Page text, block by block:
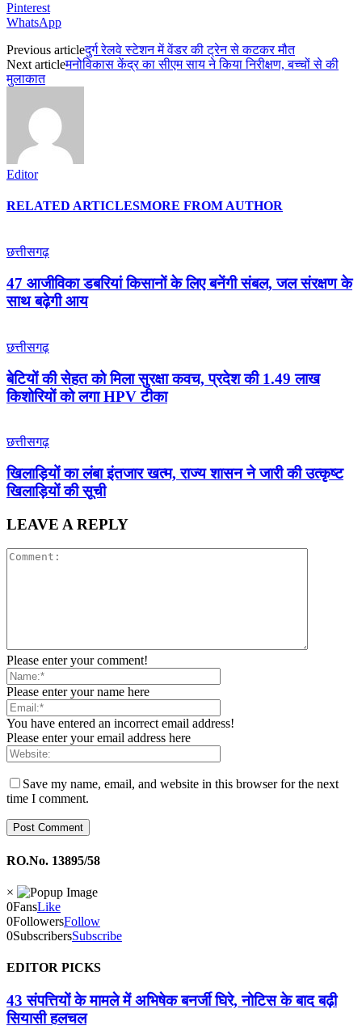
Pinterest
WhatsApp
Previous articleदुर्ग रेलवे स्टेशन में वेंडर की ट्रेन से कटकर मौत
Next articleमनोविकास केंद्र का सीएम साय ने किया निरीक्षण, बच्चों से की
मुलाकात
Editor
RELATED ARTICLESMORE FROM AUTHOR
छत्तीसगढ़
47 आजीविका डबरियां किसानों के लिए बनेंगी संबल, जल संरक्षण के
साथ बढ़ेगी आय
छत्तीसगढ़
बेटियों की सेहत को मिला सुरक्षा कवच, प्रदेश की 1.49 लाख
किशोरियों को लगा HPV टीका
छत्तीसगढ़
खिलाड़ियों का लंबा इंतजार खत्म, राज्य शासन ने जारी की उत्कृष्ट
खिलाड़ियों की सूची
LEAVE A REPLY
Please enter your comment!
Please enter your name here
You have entered an incorrect email address!
Please enter your email address here
Save my name, email, and website in this browser for the next
time I comment.
RO.No. 13895/58
×
0FansLike
0FollowersFollow
0SubscribersSubscribe
EDITOR PICKS
43 संपत्तियों के मामले में अभिषेक बनर्जी घिरे, नोटिस के बाद बढ़ी
सियासी हलचल